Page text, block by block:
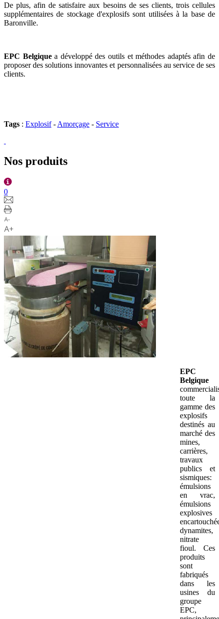
De plus, afin de satisfaire aux besoins de ses clients, trois cellules
supplémentaires de stockage d'explosifs sont utilisées à la base de
Baronville.
EPC Belgiquea développé des outils et méthodes adaptés afin de
proposer des solutions innovantes et personnalisées au service de ses
clients.
Tags : Explosif- Amorçage - Service
Nos produits
0
EPC
Belgique
toute la
gamme des
explosifs
destinés au
marché des
mines,
carrières,
travaux
publics et
sismiques:
émulsions
en vrac,
émulsions
explosives
dynamites,
nitrate
fioul. Ces
produits
sont
fabriqués
dans les
usines du
groupe
EPC,